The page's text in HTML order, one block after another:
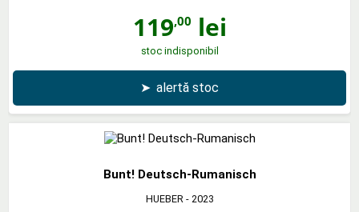
119,00 lei
stoc indisponibil
➤ alertă stoc
Bunt! Deutsch-Rumanisch
HUEBER - 2023